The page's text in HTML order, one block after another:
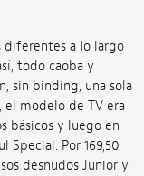
diferentes a lo largo
todo caoba y
sin binding, una sola
el modelo de TV era
básicos y luego en
Special. Por 169,50
desnudos Junior y